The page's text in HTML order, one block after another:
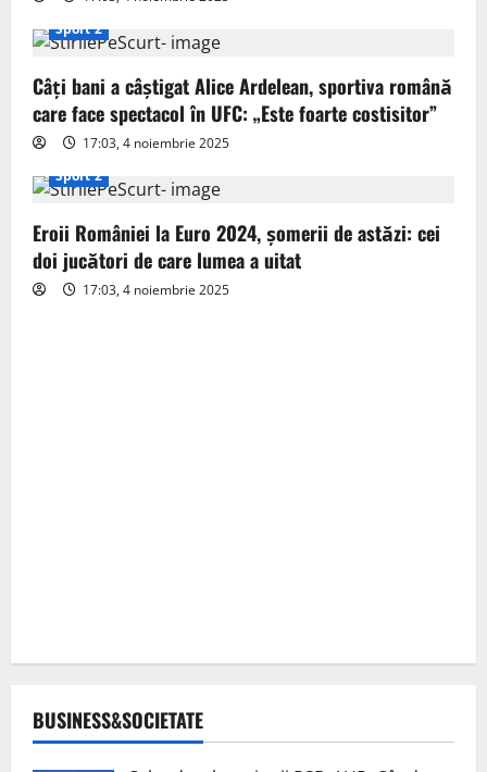
a
t
i
o
n
Sport 2
Câți bani a câștigat Alice Ardelean, sportiva română
care face spectacol în UFC: „Este foarte costisitor”
17:03, 4 noiembrie 2025
Sport 2
Eroii României la Euro 2024, șomerii de astăzi: cei
doi jucători de care lumea a uitat
17:03, 4 noiembrie 2025
BUSINESS&SOCIETATE